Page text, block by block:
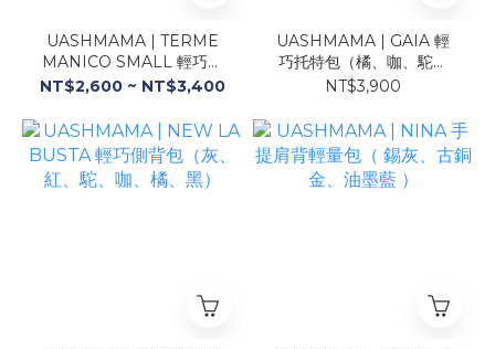
UASHMAMA | TERME
MANICO SMALL 輕巧側
背包（錫灰、白金、藍、
NT$2,600 ~ NT$3,400
UASHMAMA | GAIA 輕
巧托特包（橘、咖、駝、
灰、白金）
NT$3,900